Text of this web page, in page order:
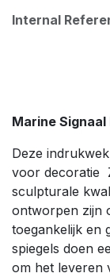
Internal
Marine Signaal
Deze
voor decoratie
sculpturale
ontworpen zijn
toegankelijk en
spiegels doen
om het leveren